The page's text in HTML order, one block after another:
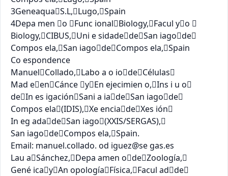
3GeneaquaS.L,Lugo,Spain
4Depa men o Func ionalBiology,Facul yo 
Biology,CIBUS,Uni e sidadedeSan iagode
Compos ela,San iagodeCompos ela,Spain
Co espondence
ManuelCollado,Labo a o iodeCélulas
Mad eenCánce yEn ejecimien o,Ins i u o
deIn es igaciónSani a iadeSan iagode
Compos ela(IDIS),Xe enciadeXes ión
In eg adadeSan iago(XXIS/SERGAS),
San iagodeCompos ela,Spain.
Email: manuel.collado. od iguez@se gas.es
Lau aSánchez,Depa amen odeZoología,
Gené icayAn opologíaFísica,Facul adde